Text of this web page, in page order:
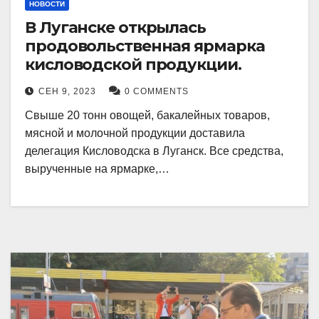
НОВОСТИ
В Луганске открылась
продовольственная ярмарка
кисловодской продукции.
СЕН 9, 2023 0 COMMENTS
Свыше 20 тонн овощей, бакалейных товаров,
мясной и молочной продукции доставила
делегация Кисловодска в Луганск. Все средства,
вырученные на ярмарке,…